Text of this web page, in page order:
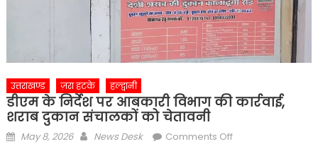
उत्तराखण्ड ज़रा हटके हल्द्वानी
डीएम के निर्देश पर आबकारी विभाग की कार्रवाई,
शराब दुकान संचालकों को चेतावनी
Posted
May 8, 2026 Author
News Desk Comments Offon